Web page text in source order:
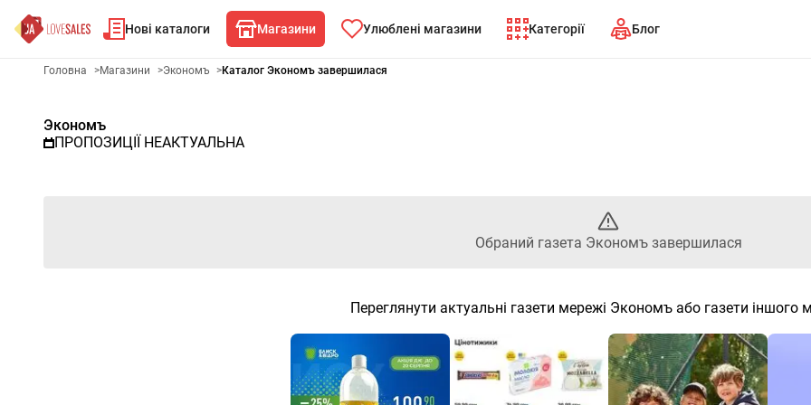
Нові каталоги Магазини Улюблені магазини Категорії Блог
Рекламна газета Экономъ - Обраний газета Экономъ
Головна >Магазини >Экономъ >Каталог Экономъ завершилася
Экономъ
ПРОПОЗИЦІЇ НЕАКТУАЛЬНА
Обраний газета Экономъ завершилася
Переглянути актуальні газети мережі Экономъ або газети іншого